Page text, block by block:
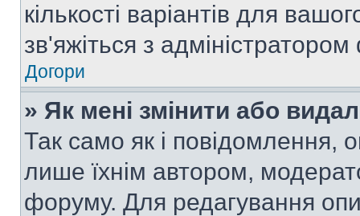
кількості варіантів для
зв'яжіться з
Догори
» Як мені змінити або
Так само як і повідомлення,
лише їхнім автором,
форуму. Для редагування